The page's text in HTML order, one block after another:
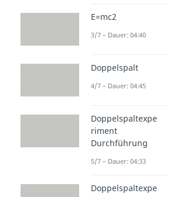
seiner Arbeit als
Formulierung der
Merke
Es ist nicht
zu präparieren,
der Ort als auch
gleichzeitig einen
besitzen. Je
eines Teilchens
E=mc2
3/7 – Dauer: 04:40
Doppelspalt
4/7 – Dauer: 04:45
Doppelspaltexpe
riment
Durchführung
5/7 – Dauer: 04:33
Doppelspaltexpe